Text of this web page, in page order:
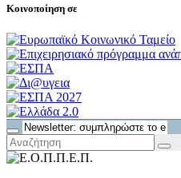
Κοινοποίηση σε